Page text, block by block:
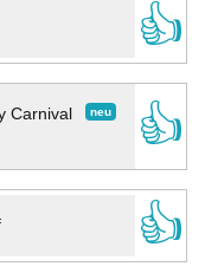
👍
neu
Carnival
👍
👍